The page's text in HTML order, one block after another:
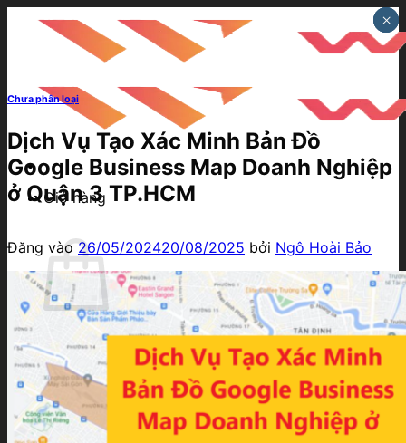
Giỏ hàng
Chưa có sản phẩm trong giỏ hàng.
Quay trở lại cửa hàng
Chưa phân loại
Dịch Vụ Tạo Xác Minh Bản Đồ
Google Business Map Doanh Nghiệp
ở Quận 3 TP.HCM
Đăng vào26/05/202420/08/2025 bởi Ngô Hoài Bảo
×
×
×